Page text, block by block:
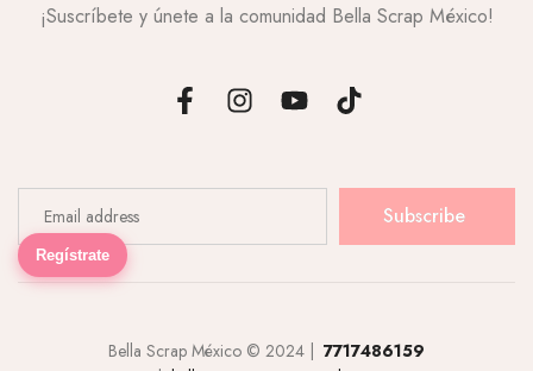
¡Suscríbete y únete a la comunidad Bella Scrap México!
Subscribe
Bella Scrap México © 2024 | 7717486159
Regístrate